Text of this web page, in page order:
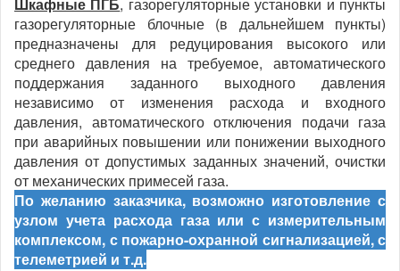
Шкафные ПГБ, газорегуляторные установки и пункты
газорегуляторные блочные (в дальнейшем пункты)
предназначены для редуцирования высокого или
среднего давления на требуемое, автоматического
поддержания заданного выходного давления
независимо от изменения расхода и входного
давления, автоматического отключения подачи газа
при аварийных повышении или понижении выходного
давления от допустимых заданных значений, очистки
от механических примесей газа.
По желанию заказчика, возможно изготовление с
узлом учета расхода газа или с измерительным
комплексом, с пожарно-охранной сигнализацией, с
телеметрией и т.д.